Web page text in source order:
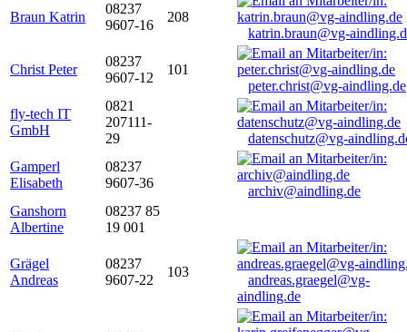
Braun Katrin
08237
9607-16
208
katrin.braun@vg-
Christ Peter
08237
9607-12
101
peter.christ@vg-aindling.de
fly-tech IT
GmbH
0821
207111-
29
datenschutz@vg-
Gamperl
Elisabeth
08237
9607-36
archiv@aindling.de
Ganshorn
Albertine
08237 85
19 001
Grägel
Andreas
08237
9607-22
103
andreas.graegel@vg-
aindling.de